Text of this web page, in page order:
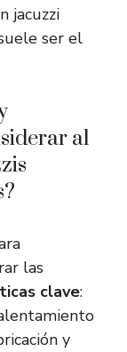
jacuzzi
ser el
al
las
clave:
y